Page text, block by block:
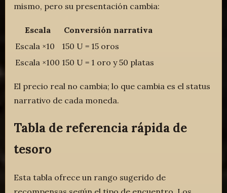
mismo, pero su presentación cambia:
Escala
Conversión narrativa
Escala ×10
150 U = 15 oros
Escala ×100 150 U = 1 oro y 50 platas
El precio real no cambia; lo que cambia es el status
narrativo de cada moneda.
Tabla de referencia rápida de
tesoro
Esta tabla ofrece un rango sugerido de